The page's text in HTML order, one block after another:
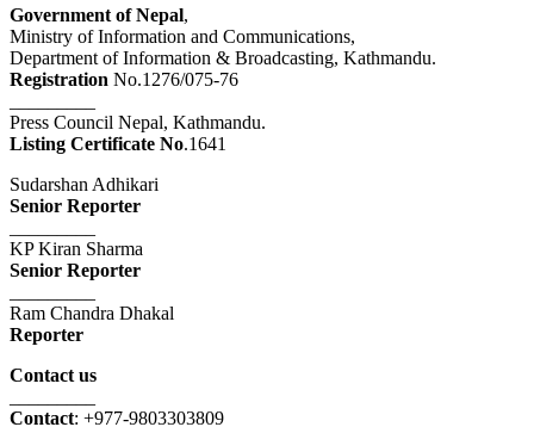
Government of Nepal,
Ministry of Information and Communications,
Department of Information & Broadcasting, Kathmandu.
Registration No.1276/075-76
Press Council Nepal, Kathmandu.
Listing Certificate No.1641
Sudarshan Adhikari
Senior Reporter
KP Kiran Sharma
Senior Reporter
Ram Chandra Dhakal
Reporter
Contact us
Contact: +977-9803303809